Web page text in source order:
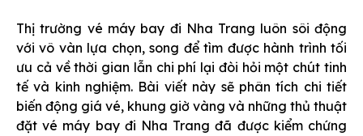
Thị trường vé máy bay đi Nha Trang luôn sôi động
với vô vàn lựa chọn, song để tìm được hành trình tối
ưu cả về thời gian lẫn chi phí lại đòi hỏi một chút tinh
tế và kinh nghiệm. Bài viết này sẽ phân tích chi tiết
biến động giá vé, khung giờ vàng và những thủ thuật
đặt vé máy bay đi Nha Trang đã được kiểm chứng